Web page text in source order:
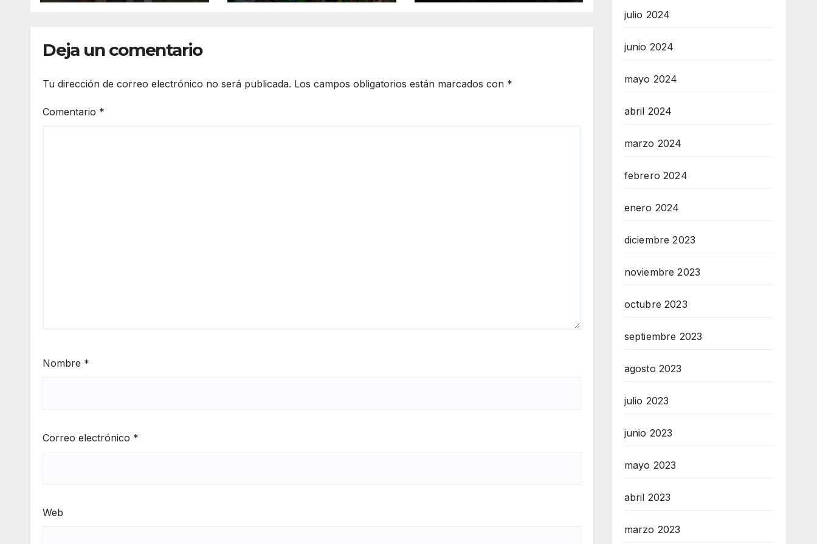
Deja un comentario
Tu dirección de correo electrónico no será publicada. Los campos obligatorios están marcados con *
Comentario *
Nombre *
Correo electrónico *
Web
julio 2024
junio 2024
mayo 2024
abril 2024
marzo 2024
febrero 2024
enero 2024
diciembre 2023
noviembre 2023
octubre 2023
septiembre 2023
agosto 2023
julio 2023
junio 2023
mayo 2023
abril 2023
marzo 2023